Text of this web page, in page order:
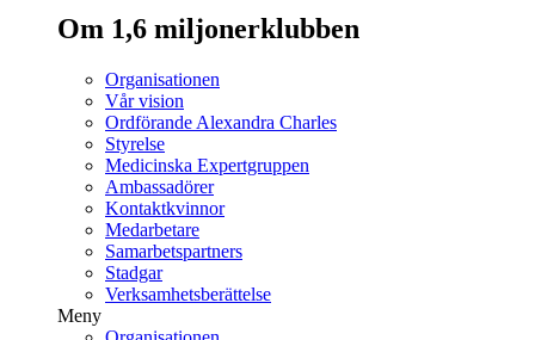
Om 1,6 miljonerklubben
Organisationen
Vår vision
Ordförande Alexandra Charles
Styrelse
Medicinska Expertgruppen
Ambassadörer
Kontaktkvinnor
Medarbetare
Samarbetspartners
Stadgar
Verksamhetsberättelse
Meny